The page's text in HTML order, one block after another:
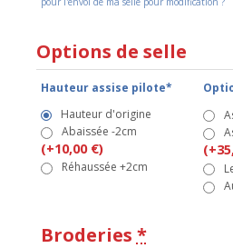
Broderies *
Options de selle
Hauteur assise pilote*
Hauteur d'origine
Abaissée -2cm
(+10,00 €)
Réhaussée +2cm